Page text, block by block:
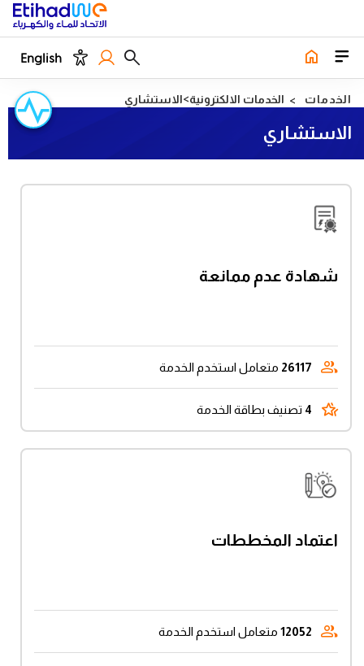
English
الخدمات الخدمات الالكترونية الاستشاري
الاستشاري
شهادة عدم ممانعة
26117 متعامل استخدم الخدمة
4 تصنيف بطاقة الخدمة
اعتماد المخططات
12052 متعامل استخدم الخدمة